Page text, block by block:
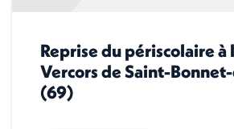
Reprise du périscolaire à
Vercors de Saint-
(69)